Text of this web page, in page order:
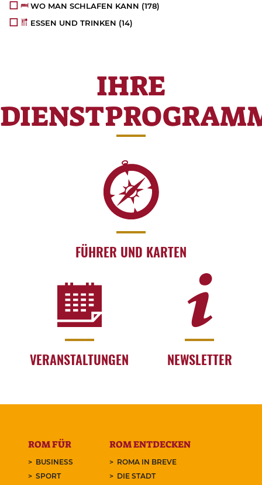
WO MAN SCHLAFEN KANN (178)
ESSEN UND TRINKEN (14)
IHRE
FÜHRER UND KARTEN
VERANSTALTUNGEN NEWSLETTER
ROM FÜR
BUSINESS
SPORT
ROM ENTDECKEN
ROMA IN BREVE
DIE STADT